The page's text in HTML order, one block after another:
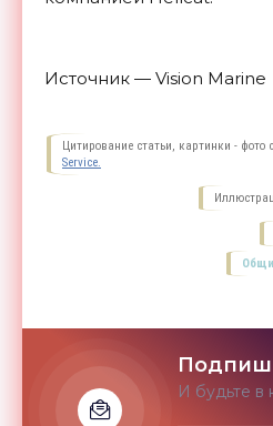
Источник — Vision Marine
Цитирование статьи, картинки - фото
Service.
И будьте в